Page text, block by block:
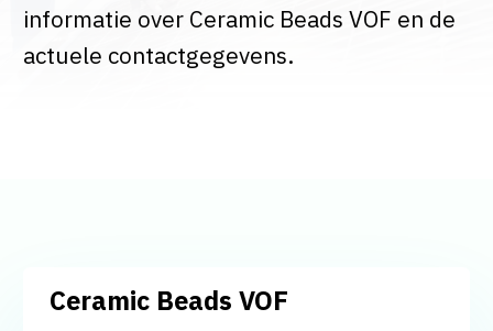
informatie over Ceramic Beads VOF en de
actuele contactgegevens.
Ceramic Beads VOF